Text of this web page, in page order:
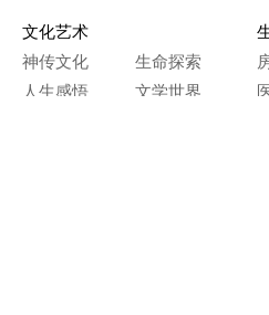
文化艺术
神传文化
生命探索
人生感悟
文学世界